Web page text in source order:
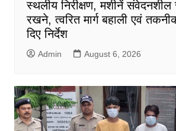
स्थलीय निरीक्षण, मशीनें
रखने, त्वरित मार्ग बहाली एवं
दिए निर्देश
Admin August 6, 2026